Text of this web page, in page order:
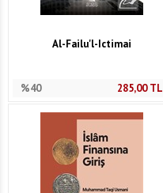
Al-Failu'l-Ictimai
%40 285,00TL